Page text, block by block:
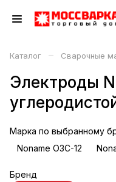
Каталог – Сварочные
Электроды
Марка по выбранному
Noname ОЗС-12
Бренд